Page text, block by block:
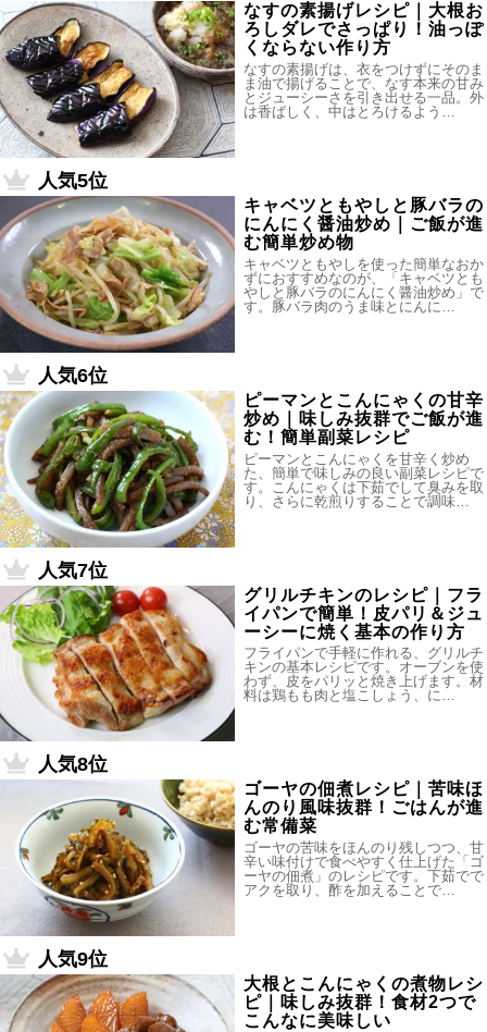
なすの素揚げレシピ｜大根お
ろしダレでさっぱり！油っぽ
くならない作り方
なすの素揚げは、衣をつけずにそのま
ま油で揚げることで、なす本来の甘み
とジューシーさを引き出せる一品。外
は香ばしく、中はとろけるよう…
人気5位
キャベツともやしと豚バラの
にんにく醤油炒め｜ご飯が進
む簡単炒め物
キャベツともやしを使った簡単なおか
ずにおすすめなのが、「キャベツとも
やしと豚バラのにんにく醤油炒め」で
す。豚バラ肉のうま味とにんに…
人気6位
ピーマンとこんにゃくの甘辛
炒め｜味しみ抜群でご飯が進
む！簡単副菜レシピ
ピーマンとこんにゃくを甘辛く炒め
た、簡単で味しみの良い副菜レシピで
す。こんにゃくは下茹でして臭みを取
り、さらに乾煎りすることで調味…
人気7位
グリルチキンのレシピ｜フラ
イパンで簡単！皮パリ＆ジュ
ーシーに焼く基本の作り方
フライパンで手軽に作れる、グリルチ
キンの基本レシピです。オーブンを使
わず、皮をパリッと焼き上げます。材
料は鶏もも肉と塩こしょう、に…
人気8位
ゴーヤの佃煮レシピ｜苦味ほ
んのり風味抜群！ごはんが進
む常備菜
ゴーヤの苦味をほんのり残しつつ、甘
辛い味付けで食べやすく仕上げた「ゴ
ーヤの佃煮」のレシピです。下茹でで
アクを取り、酢を加えることで…
人気9位
大根とこんにゃくの煮物レシ
ピ｜味しみ抜群！食材2つで
こんなに美味しい